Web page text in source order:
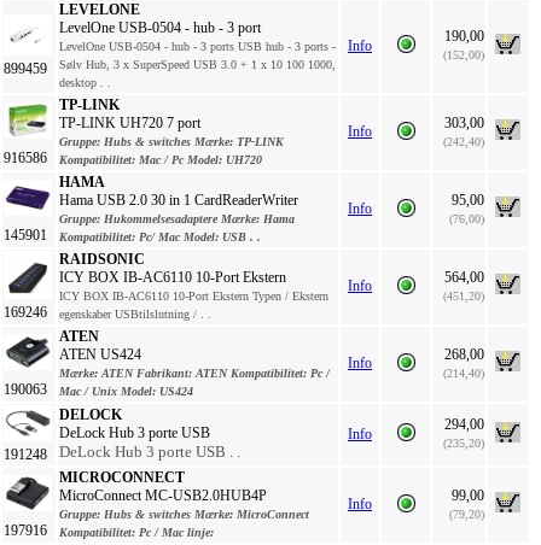
899459
LEVELONE
LevelOne USB-0504 - hub - 3 port
LevelOne USB-0504 - hub - 3 ports USB hub - 3 ports -
Sølv Hub, 3 x SuperSpeed USB 3.0 + 1 x 10 100 1000,
desktop . .
Info
190,00
(152,00)
916586
TP-LINK
TP-LINK UH720 7 port
Gruppe: Hubs & switches Mærke: TP-LINK
Kompatibilitet: Mac / Pc Model: UH720
Info 303,00
(242,40)
145901
HAMA
Hama USB 2.0 30 in 1 CardReaderWriter
Gruppe: Hukommelsesadaptere Mærke: Hama
Kompatibilitet: Pc/ Mac Model: USB . .
Info 95,00
(76,00)
169246
RAIDSONIC
ICY BOX IB-AC6110 10-Port Ekstern
ICY BOX IB-AC6110 10-Port Ekstern Typen / Ekstern
egenskaber USBtilslutning / . .
Info 564,00
(451,20)
190063
ATEN
ATEN US424
Mærke:ATEN Fabrikant:ATEN Kompatibilitet: Pc /
Mac / Unix Model: US424
Info 268,00
(214,40)
191248
DELOCK
DeLock Hub 3 porte USB
DeLock Hub 3 porte USB . .
Info
294,00
(235,20)
197916
MICROCONNECT
MicroConnect MC-USB2.0HUB4P
Gruppe: Hubs & switches Mærke: MicroConnect
Kompatibilitet: Pc / Mac linje:
Info 99,00
(79,20)